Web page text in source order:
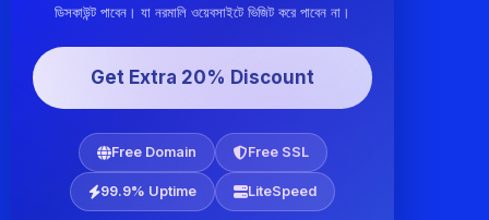
ডিসকাউন্ট পাবেন। যা নরমালি ওয়েবসাইটে ভিজিট করে পাবেন না।
Get Extra 20% Discount
Free Domain Free SSL
99.9% Uptime LiteSpeed